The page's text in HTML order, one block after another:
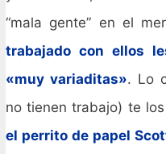
“mala gente” en el
trabajado con ellos
«muy variaditas». Lo
no tienen trabajo) te
el perrito de papel